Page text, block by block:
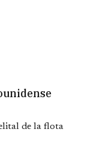
de la flota